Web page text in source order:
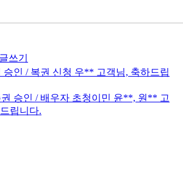
글쓰기
승인 / 복권 신청 우** 고객님, 축하드립
승인 / 배우자 초청이민 윤**, 원** 고
립니다.